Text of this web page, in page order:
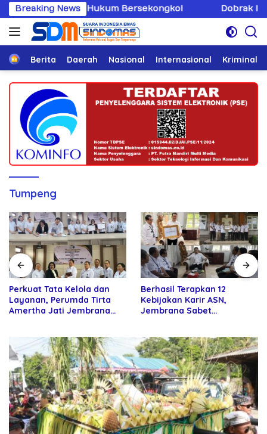
Langsung
ke
konten
Breaking News
Hukum Bersekongkol Dobrak Imunitas Elit,
HomeBerita Daerah Nasional Internasional Kriminal
Tumpeng
Perkuat Tata Kelola dan
Layanan, Perumda Tirta
Amertha Jati Jembrana
Berhasil Terapkan 12
Kebijakan Karir ASN,
Jembrana Sabet